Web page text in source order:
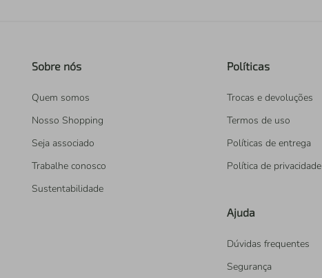
Sobre nós
Quem somos
Nosso Shopping
Seja associado
Trabalhe conosco
Sustentabilidade
Políticas
Trocas e devoluções
Termos de uso
Políticas de entrega
Política de privacidade
Ajuda
Dúvidas frequentes
Segurança